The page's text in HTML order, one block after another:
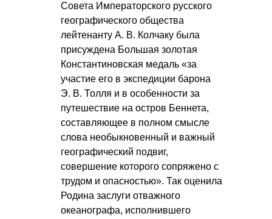
Совета Императорского русского
географического общества
лейтенанту А. В. Колчаку была
присуждена Большая золотая
Константиновская медаль «за
участие его в экспедиции барона
Э. В. Толля и в особенности за
путешествие на остров Беннета,
составляющее в полном смысле
слова необыкновенный и важный
географический подвиг,
совершение которого сопряжено с
трудом и опасностью». Так оценила
Родина заслуги отважного
океанографа, исполнившего